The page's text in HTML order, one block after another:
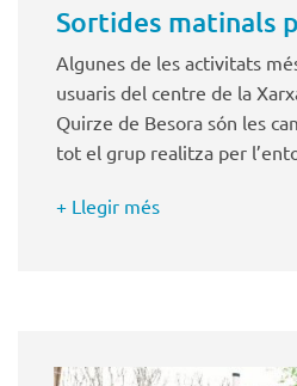
Sortides matinals
Algunes de les activitats
usuaris del centre de la
Quirze de Besora són les
tot el grup realitza per
+ Llegir més